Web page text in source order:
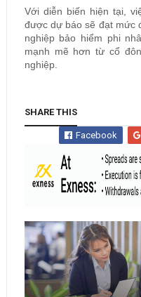
Với diễn biến hiện tại,
được dự báo sẽ đạt mức
nghiệp bảo hiểm phi
mạnh mẽ hơn từ cổ
nghiệp.
SHARE THIS
Facebook